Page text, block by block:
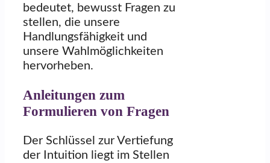
bedeutet, bewusst Fragen zu
stellen, die unsere
Handlungsfähigkeit und
unsere Wahlmöglichkeiten
hervorheben.
Anleitungen zum
Formulieren von Fragen
Der Schlüssel zur Vertiefung
der Intuition liegt im Stellen